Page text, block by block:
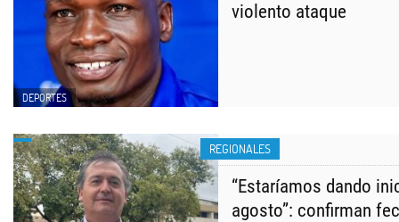
DEPORTES
violento ataque
REGIONALES
“Estaríamos dando
agosto”: confirman